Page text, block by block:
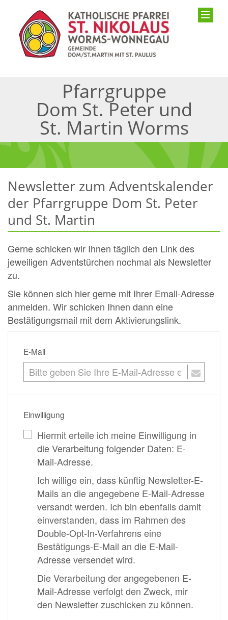
Pfarrgruppe
Dom St. Peter und
St. Martin Worms
Newsletter zum Adventskalender
der Pfarrgruppe Dom St. Peter
und St. Martin
Gerne schicken wir Ihnen täglich den Link des
jeweiligen Adventstürchen nochmal als Newsletter
zu.
Sie können sich hier gerne mit Ihrer Email-Adresse
anmelden. Wir schicken Ihnen dann eine
Bestätigungsmail mit dem Aktivierungslink.
E-Mail
Einwilligung
Hiermit erteile ich meine Einwilligung in
die Verarbeitung folgender Daten: E-
Mail-Adresse.
Ich willige ein, dass künftig Newsletter-E-
Mails an die angegebene E-Mail-Adresse
versandt werden. Ich bin ebenfalls damit
einverstanden, dass im Rahmen des
Double-Opt-In-Verfahrens eine
Bestätigungs-E-Mail an die E-Mail-
Adresse versendet wird.
Die Verarbeitung der angegebenen E-
Mail-Adresse verfolgt den Zweck, mir
den Newsletter zuschicken zu können.